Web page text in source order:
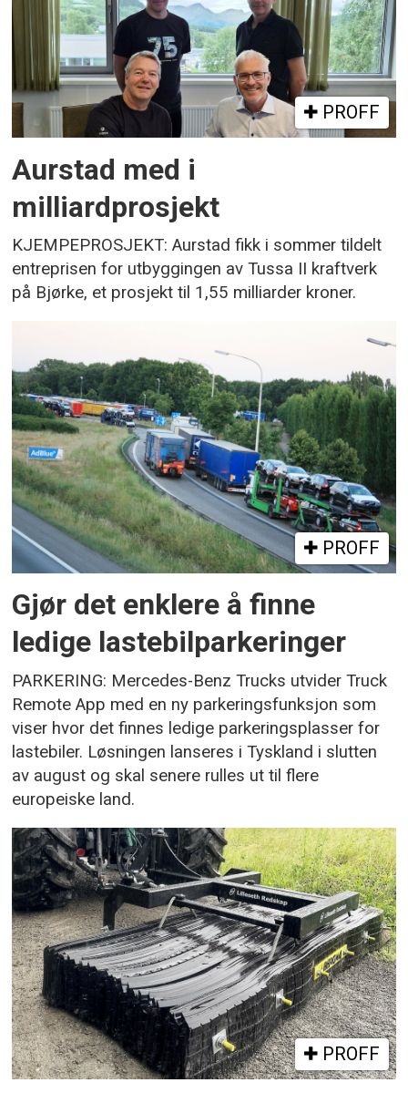
PROFF
Aurstad med i
milliardprosjekt
KJEMPEPROSJEKT: Aurstad fikk i sommer tildelt
entreprisen for utbyggingen av Tussa II kraftverk
på Bjørke, et prosjekt til 1,55 milliarder kroner.
PROFF
Gjør det enklere å finne
ledige lastebilparkeringer
PARKERING: Mercedes-Benz Trucks utvider Truck
Remote App med en ny parkeringsfunksjon som
viser hvor det finnes ledige parkeringsplasser for
lastebiler. Løsningen lanseres i Tyskland i slutten
av august og skal senere rulles ut til flere
europeiske land.
PROFF